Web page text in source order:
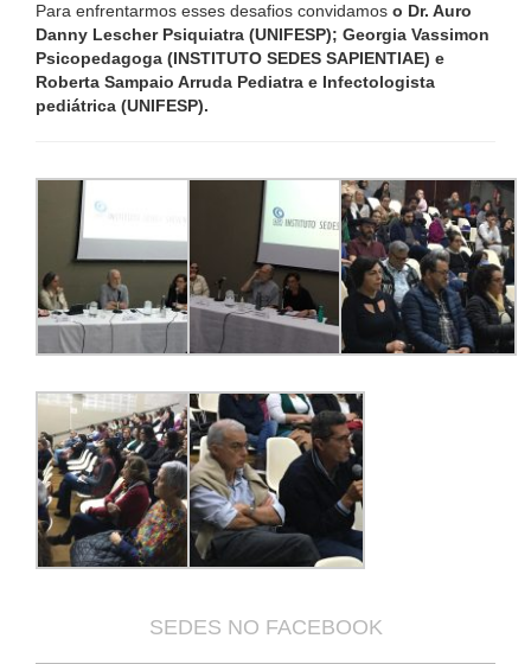
Para enfrentarmos esses desafios convidamos o Dr. Auro
Danny Lescher Psiquiatra (UNIFESP); Georgia Vassimon
Psicopedagoga (INSTITUTO SEDES SAPIENTIAE) e
Roberta Sampaio Arruda Pediatra e Infectologista
pediátrica (UNIFESP).
SEDES NO FACEBOOK